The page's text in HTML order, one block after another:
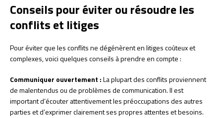
Conseils pour éviter ou résoudre les
conflits et litiges
Pour éviter que les conflits ne dégénèrent en litiges coûteux et
complexes, voici quelques conseils à prendre en compte :
Communiquer ouvertement :La plupart des conflits proviennent
de malentendus ou de problèmes de communication. Il est
important d’écouter attentivement les préoccupations des autres
parties et d’exprimer clairement ses propres attentes et besoins.